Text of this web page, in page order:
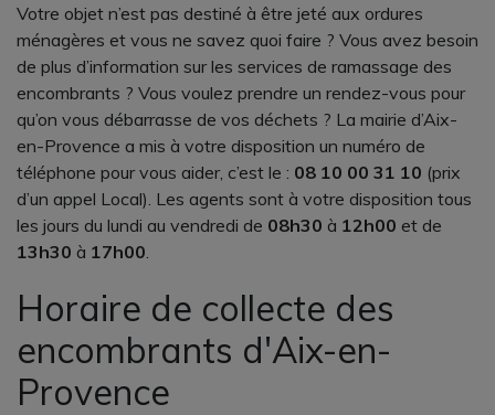
Votre objet n’est pas destiné à être jeté aux ordures
ménagères et vous ne savez quoi faire ? Vous avez besoin
de plus d’information sur les services de ramassage des
encombrants ? Vous voulez prendre un rendez-vous pour
qu’on vous débarrasse de vos déchets ? La mairie d’Aix-
en-Provence a mis à votre disposition un numéro de
téléphone pour vous aider, c’est le : 08 10 00 31 10 (prix
d’un appel Local). Les agents sont à votre disposition tous
les jours du lundi au vendredi de 08h30 à 12h00 et de
13h30 à 17h00
Horaire de collecte des
encombrants d'Aix-en-
Provence